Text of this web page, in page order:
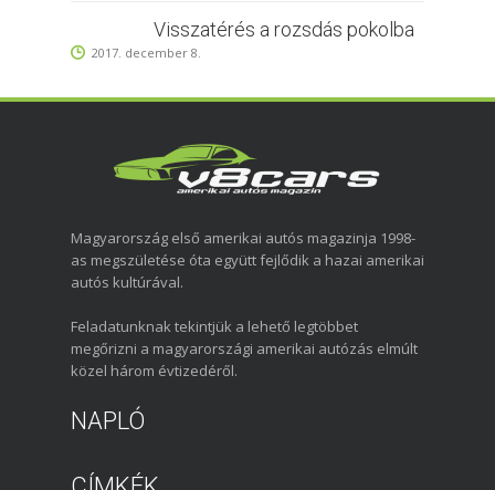
Visszatérés a rozsdás pokolba
2017. december 8.
Magyarország első amerikai autós magazinja 1998-
as megszületése óta együtt fejlődik a hazai amerikai
autós kultúrával.
Feladatunknak tekintjük a lehető legtöbbet
megőrizni a magyarországi amerikai autózás elmúlt
közel három évtizedéről.
NAPLÓ